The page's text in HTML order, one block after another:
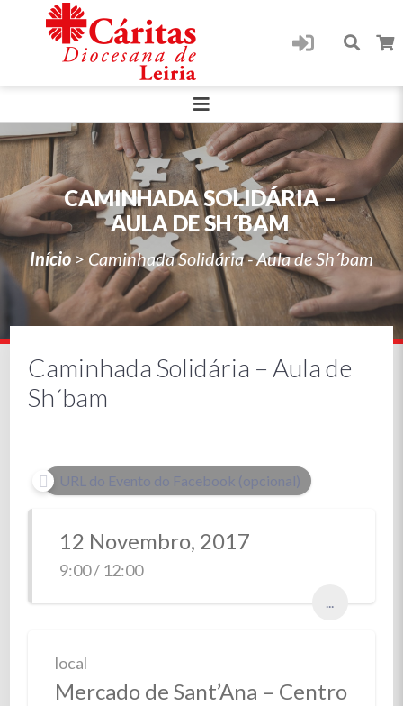
CAMINHADA SOLIDÁRIA –
AULA DE SH´BAM
Início > Caminhada Solidária - Aula de Sh´bam
Caminhada Solidária – Aula de
Sh´bam
URL do Evento do Facebook (opcional)
12 Novembro, 2017
9:00 / 12:00
...
local
Mercado de Sant’Ana – Centro